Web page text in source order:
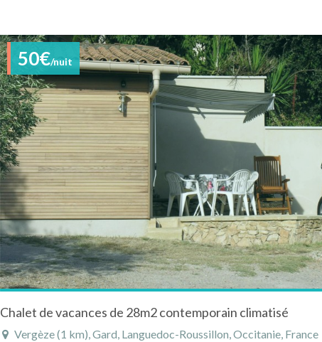
50€/nuit
Chalet de vacances de 28m2 contemporain climatisé
Vergèze (1 km), Gard, Languedoc-Roussillon, Occitanie, France